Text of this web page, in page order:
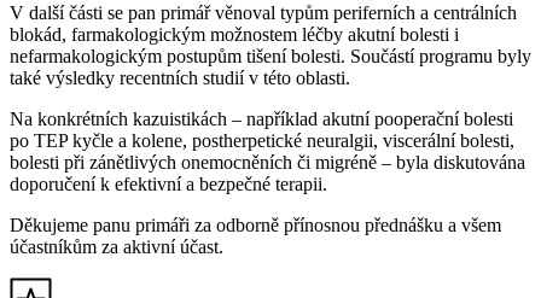
V další části se pan primář věnoval typům periferních a centrálních
blokád, farmakologickým možnostem léčby akutní bolesti i
nefarmakologickým postupům tišení bolesti. Součástí programu byly
také výsledky recentních studií v této oblasti.
Na konkrétních kazuistikách – například akutní pooperační bolesti
po TEP kyčle a kolene, postherpetické neuralgii, viscerální bolesti,
bolesti při zánětlivých onemocněních či migréně – byla diskutována
doporučení k efektivní a bezpečné terapii.
Děkujeme panu primáři za odborně přínosnou přednášku a všem
účastníkům za aktivní účast.